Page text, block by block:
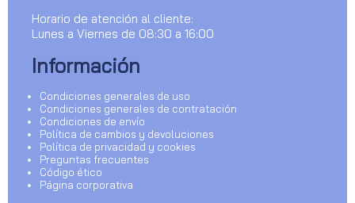
Horario de atención al cliente:
Lunes a Viernes de 08:30 a 16:00
Información
Condiciones generales de uso
Condiciones generales de contratación
Condiciones de envío
Política de cambios y devoluciones
Política de privacidad y cookies
Preguntas frecuentes
Código ético
Página corporativa